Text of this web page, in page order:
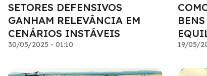
SETORES DEFENSIVOS
GANHAM RELEVÂNCIA EM
CENÁRIOS INSTÁVEIS
30/05/2025 - 01:10 19/05/